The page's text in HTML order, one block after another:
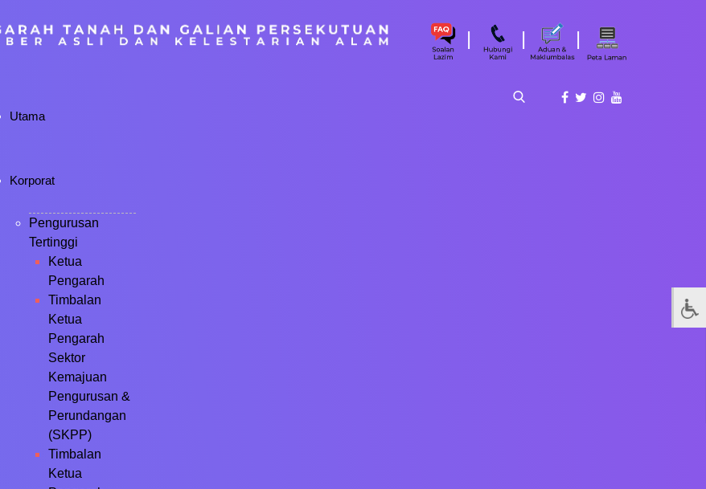
| | |
Utama
Korporat
Pengurusan
Tertinggi
Ketua
Pengarah
Timbalan
Ketua
Pengarah
Sektor
Kemajuan
Pengurusan &
Perundangan
(SKPP)
Timbalan
Ketua